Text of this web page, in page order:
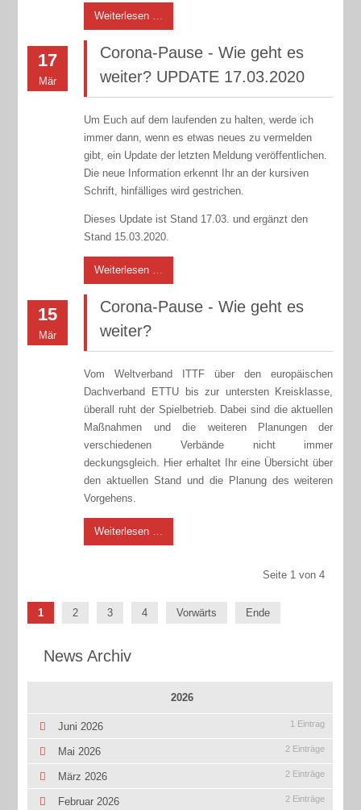
Weiterlesen …
17
Mär
Corona-Pause - Wie geht es
weiter? UPDATE 17.03.2020
Um Euch auf dem laufenden zu halten, werde ich
immer dann, wenn es etwas neues zu vermelden
gibt, ein Update der letzten Meldung veröffentlichen.
Die neue Information erkennt Ihr an der kursiven
Schrift, hinfälliges wird gestrichen.
Dieses Update ist Stand 17.03. und ergänzt den
Stand 15.03.2020.
Weiterlesen …
15
Mär
Corona-Pause - Wie geht es
weiter?
Vom Weltverband ITTF über den europäischen
Dachverband ETTU bis zur untersten Kreisklasse,
überall ruht der Spielbetrieb. Dabei sind die aktuellen
Maßnahmen und die weiteren Planungen der
verschiedenen Verbände nicht immer
deckungsgleich. Hier erhaltet Ihr eine Übersicht über
den aktuellen Stand und die Planung des weiteren
Vorgehens.
Weiterlesen …
Seite 1 von 4
1 2 3 4 Vorwärts Ende
News Archiv
2026
Juni 2026 1 Eintrag
Mai 2026 2 Einträge
März 2026 2 Einträge
Februar 2026 2 Einträge